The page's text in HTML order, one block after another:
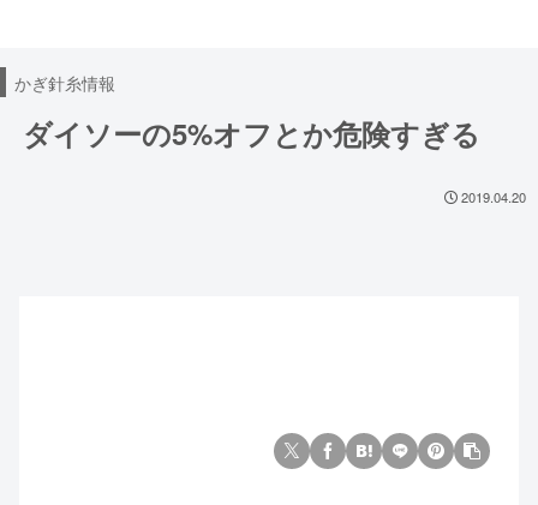
かぎ針糸情報
ダイソーの5%オフとか危険すぎる
2019.04.20